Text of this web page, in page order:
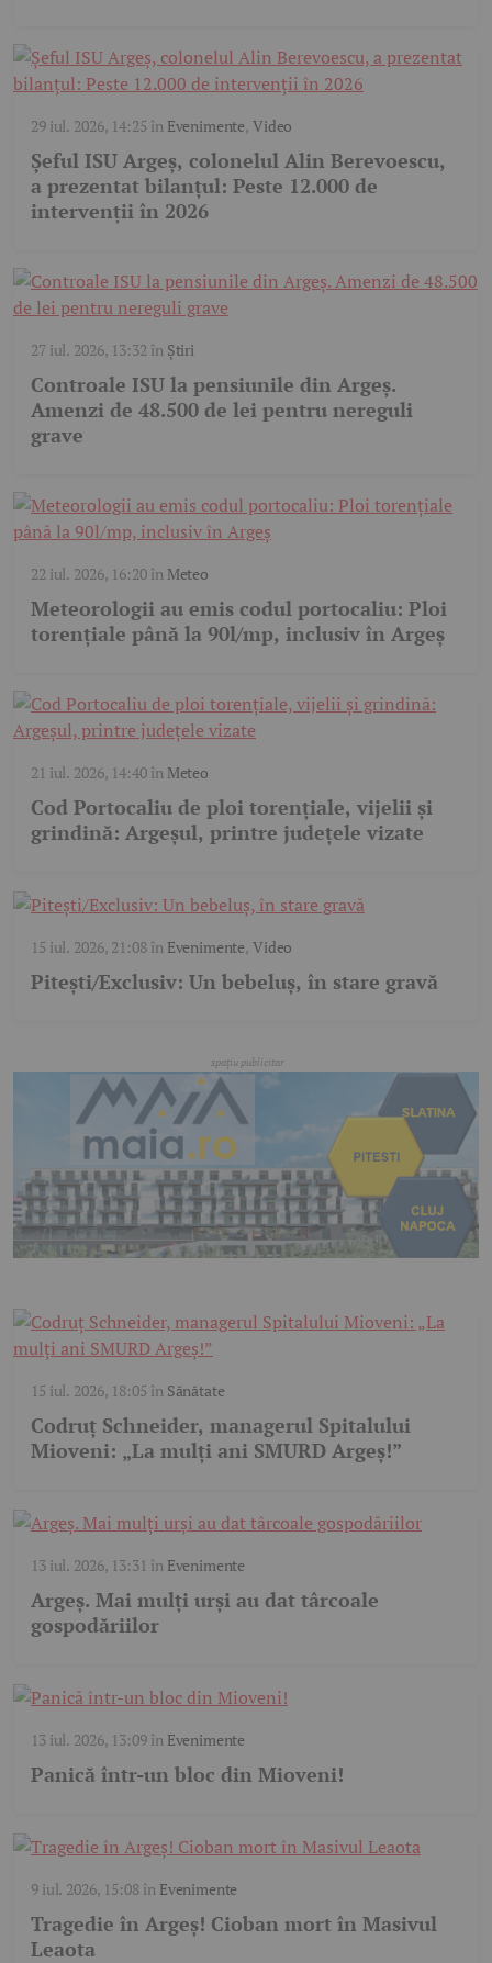
29 iul. 2026, 14:25 în Evenimente,Video
Șeful ISU Argeș, colonelul Alin Berevoescu,
a prezentat bilanțul: Peste 12.000 de
intervenții în 2026
27 iul. 2026, 13:32 în Știri
Controale ISU la pensiunile din Argeș.
Amenzi de 48.500 de lei pentru nereguli
grave
22 iul. 2026, 16:20în Meteo
Meteorologii au emis codul portocaliu: Ploi
torențiale până la 90l/mp, inclusiv în Argeș
21 iul. 2026, 14:40în Meteo
Cod Portocaliu de ploi torențiale, vijelii și
grindină: Argeșul, printre județele vizate
15 iul. 2026, 21:08în Evenimente,Video
Pitești/Exclusiv: Un bebeluș, în stare gravă
15 iul. 2026, 18:05 în Sănătate
Codruț Schneider, managerul Spitalului
Mioveni: „La mulți ani SMURD Argeș!”
13 iul. 2026, 13:31 în Evenimente
Argeș. Mai mulți urși au dat târcoale
gospodăriilor
13 iul. 2026, 13:09în Evenimente
Panică într-un bloc din Mioveni!
9 iul. 2026, 15:08în Evenimente
Tragedie în Argeș! Cioban mort în Masivul
Leaota